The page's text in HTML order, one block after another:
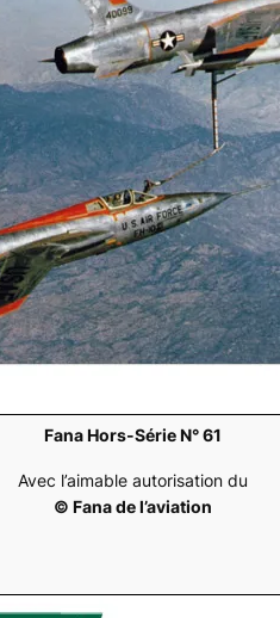
Fana Hors-Série N° 61
Avec l’aimable autorisation du
© Fana de l’aviation